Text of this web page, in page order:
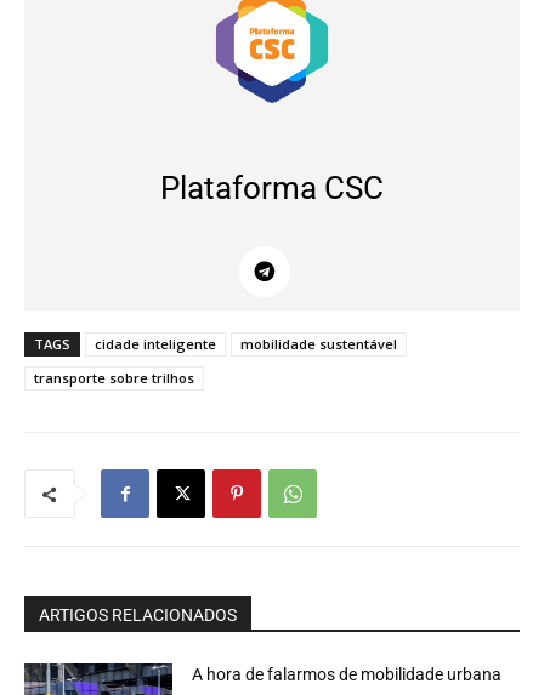
Plataforma CSC
TAGS cidade inteligente
mobilidade sustentável
transporte sobre trilhos
ARTIGOS RELACIONADOS
A hora de falarmos de mobilidade urbana